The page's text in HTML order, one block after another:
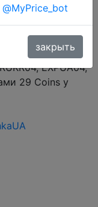
+
→ AEUA4,
EXPUA04,
29 Coins у
@MyPrice_bot
закрыть